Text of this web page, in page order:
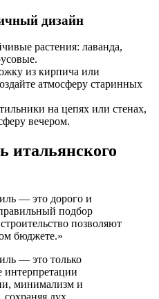
дизайн
растения: лаванда,
из кирпича или
атмосферу старинных
на цепях или стенах,
вечером.
итальянского
— это дорого и
подбор
позволяют
бюджете.»
— это только
интерпретации
минимализм и
дух